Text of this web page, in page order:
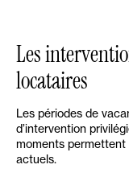
Les
locataires
Les périodes de
d’intervention
moments permettent
actuels.